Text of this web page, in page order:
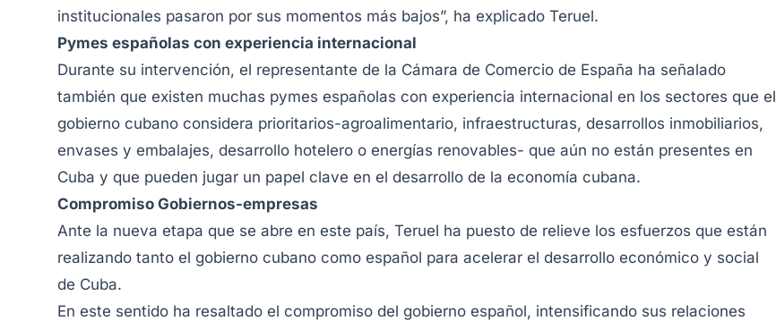
institucionales pasaron por sus momentos más bajos”, ha explicado Teruel.
Pymes españolas con experiencia internacional
Durante su intervención, el representante de la Cámara de Comercio de España ha señalado
también que existen muchas pymes españolas con experiencia internacional en los sectores que el
gobierno cubano considera prioritarios-agroalimentario, infraestructuras, desarrollos inmobiliarios,
envases y embalajes, desarrollo hotelero o energías renovables- que aún no están presentes en
Cuba y que pueden jugar un papel clave en el desarrollo de la economía cubana.
Compromiso Gobiernos-empresas
Ante la nueva etapa que se abre en este país, Teruel ha puesto de relieve los esfuerzos que están
realizando tanto el gobierno cubano como español para acelerar el desarrollo económico y social
de Cuba.
En este sentido ha resaltado el compromiso del gobierno español, intensificando sus relaciones